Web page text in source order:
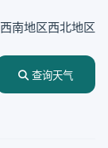
西南地区西北地区
查询天气